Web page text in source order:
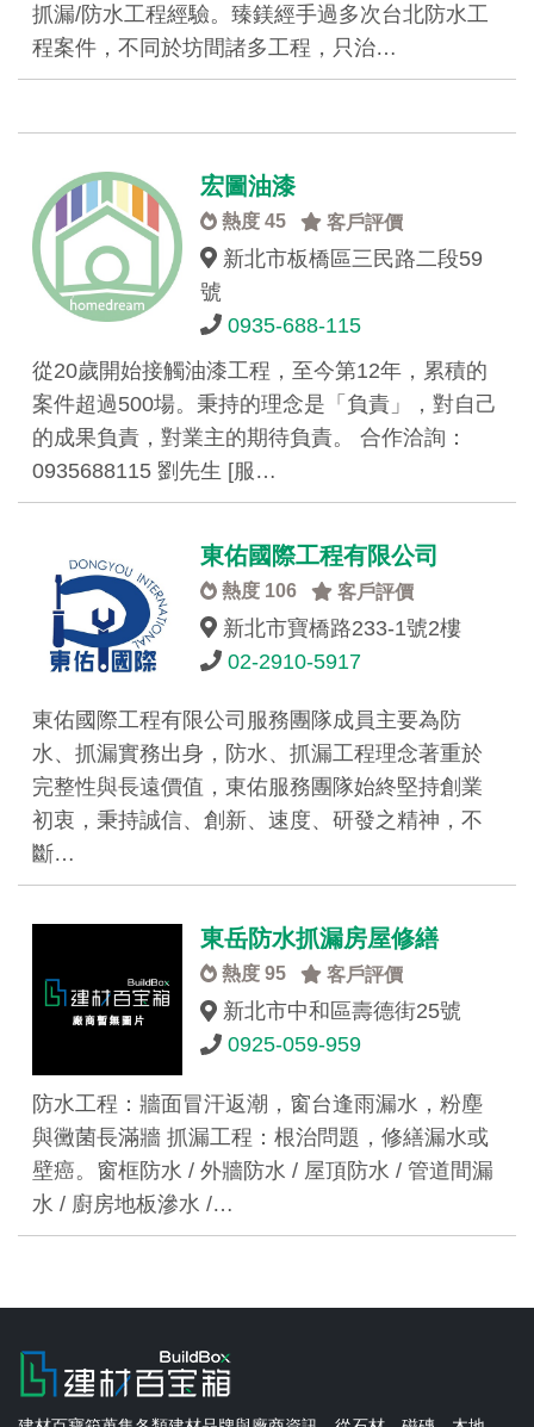
抓漏/防水工程經驗。臻鎂經手過多次台北防水工
程案件，不同於坊間諸多工程，只治…
宏圖油漆
熱度 45 客戶評價
新北市板橋區三民路二段59
號
0935-688-115
從20歲開始接觸油漆工程，至今第12年，累積的
案件超過500場。秉持的理念是「負責」，對自己
的成果負責，對業主的期待負責。 合作洽詢：
0935688115 劉先生 [服…
東佑國際工程有限公司
熱度 106 客戶評價
新北市寶橋路233-1號2樓
02-2910-5917
東佑國際工程有限公司服務團隊成員主要為防
水、抓漏實務出身，防水、抓漏工程理念著重於
完整性與長遠價值，東佑服務團隊始終堅持創業
初衷，秉持誠信、創新、速度、研發之精神，不
斷…
東岳防水抓漏房屋修繕
熱度 95 客戶評價
新北市中和區壽德街25號
0925-059-959
防水工程：牆面冒汗返潮，窗台逢雨漏水，粉塵
與黴菌長滿牆 抓漏工程：根治問題，修繕漏水或
壁癌。窗框防水 / 外牆防水 / 屋頂防水 / 管道間漏
水 / 廚房地板滲水 /…